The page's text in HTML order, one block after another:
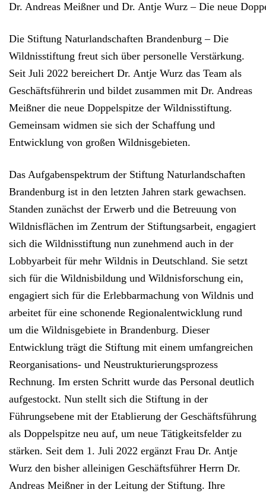
Dr. Andreas Meißner und Dr. Antje Wurz – Die neue
Die Stiftung Naturlandschaften Brandenburg – Die
Wildnisstiftung freut sich über personelle Verstärkung.
Seit Juli 2022 bereichert Dr. Antje Wurz das Team als
Geschäftsführerin und bildet zusammen mit Dr. Andreas
Meißner die neue Doppelspitze der Wildnisstiftung.
Gemeinsam widmen sie sich der Schaffung und
Entwicklung von großen Wildnisgebieten.
Das Aufgabenspektrum der Stiftung Naturlandschaften
Brandenburg ist in den letzten Jahren stark gewachsen.
Standen zunächst der Erwerb und die Betreuung von
Wildnisflächen im Zentrum der Stiftungsarbeit, engagiert
sich die Wildnisstiftung nun zunehmend auch in der
Lobbyarbeit für mehr Wildnis in Deutschland. Sie setzt
sich für die Wildnisbildung und Wildnisforschung ein,
engagiert sich für die Erlebbarmachung von Wildnis und
arbeitet für eine schonende Regionalentwicklung rund
um die Wildnisgebiete in Brandenburg. Dieser
Entwicklung trägt die Stiftung mit einem umfangreichen
Reorganisations- und Neustrukturierungsprozess
Rechnung. Im ersten Schritt wurde das Personal deutlich
aufgestockt. Nun stellt sich die Stiftung in der
Führungsebene mit der Etablierung der Geschäftsführung
als Doppelspitze neu auf, um neue Tätigkeitsfelder zu
stärken. Seit dem 1. Juli 2022 ergänzt Frau Dr. Antje
Wurz den bisher alleinigen Geschäftsführer Herrn Dr.
Andreas Meißner in der Leitung der Stiftung. Ihre